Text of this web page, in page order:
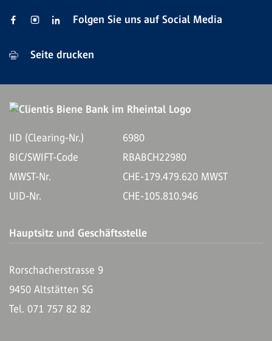
Folgen Sie uns auf Social Media
Seite drucken
IID (Clearing-Nr.)
6980
BIC/SWIFT-Code
RBABCH22980
MWST-Nr.
CHE-179.479.620 MWST
UID-Nr.
CHE-105.810.946
Hauptsitz und Geschäftsstelle
Rorschacherstrasse 9
9450 Altstätten SG
Tel. 071 757 82 82